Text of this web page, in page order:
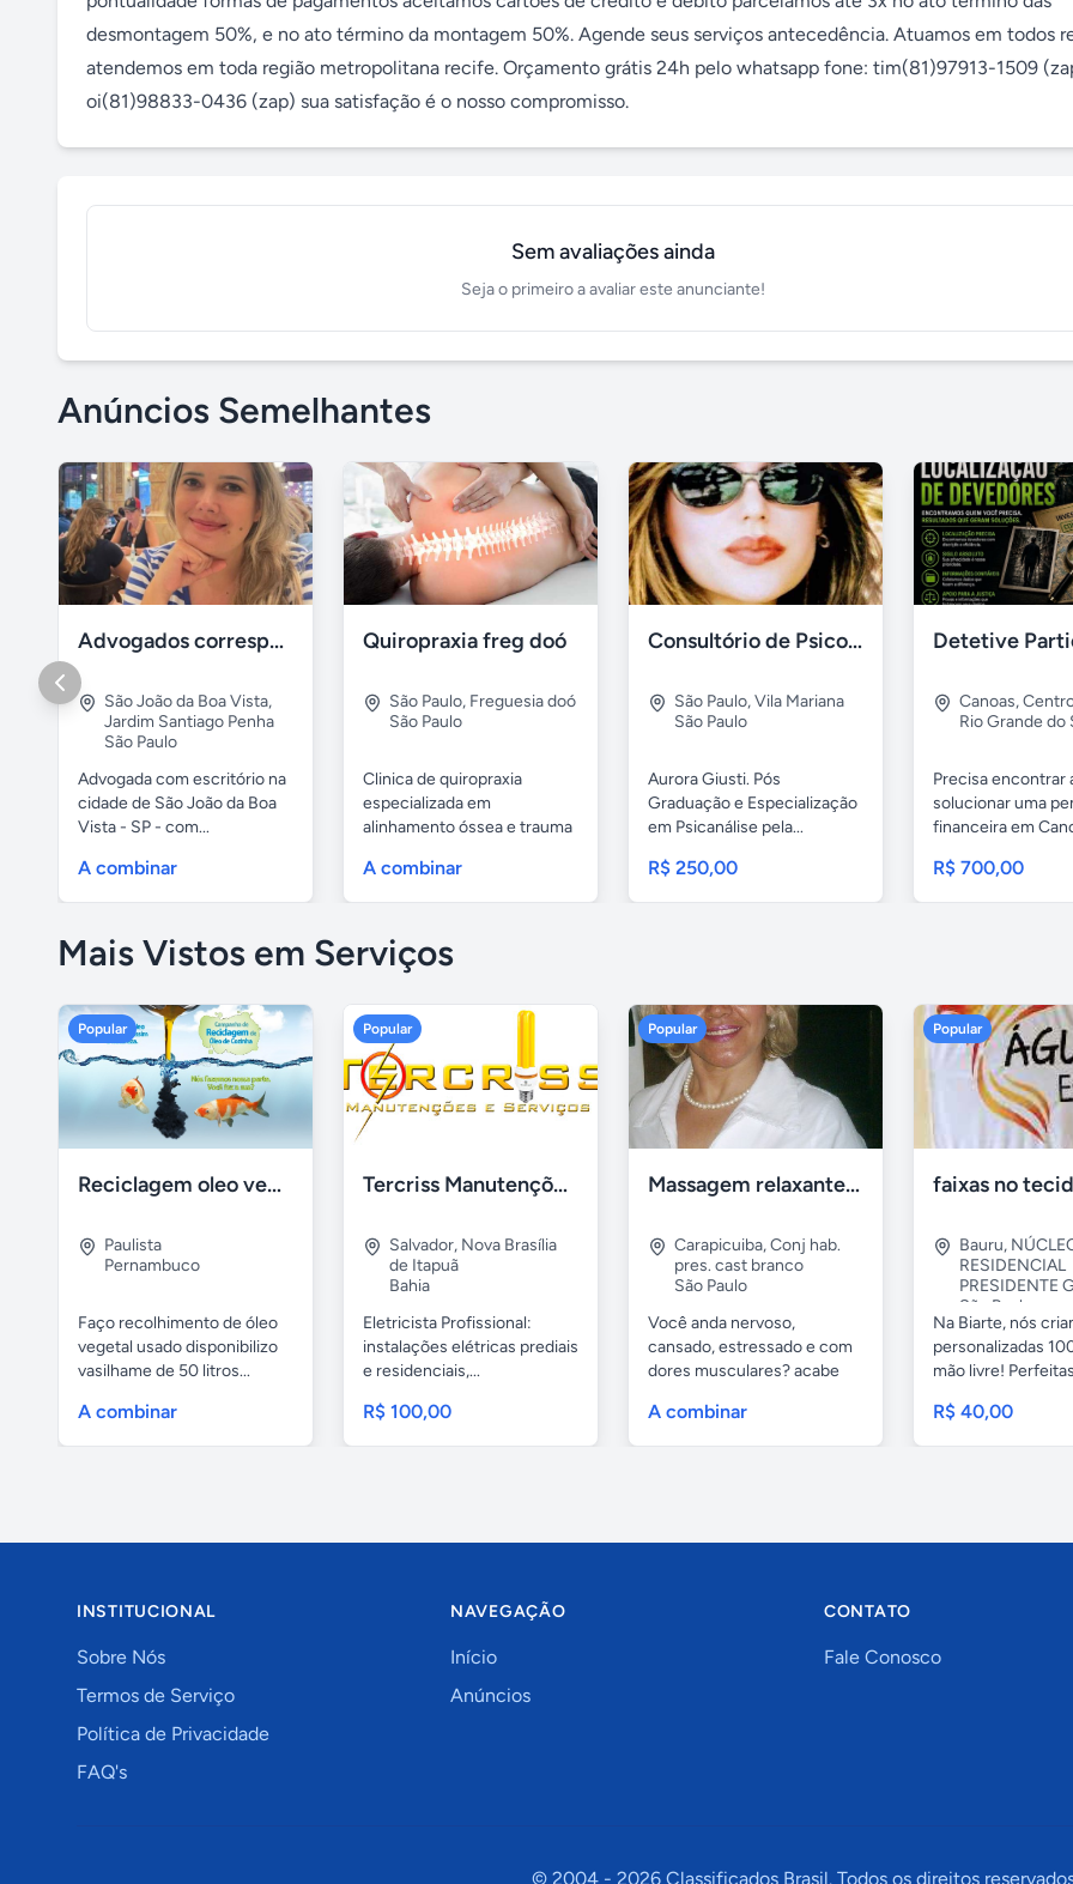
desmontagem 50%, e no ato término da montagem 50%. Agende seus serviços antecedência. Atuamos em todos
atendemos em toda região metropolitana recife. Orçamento grátis 24h pelo whatsapp fone: tim(81)97913-1509
oi(81)98833-0436 (zap) sua satisfação é o nosso compromisso.
Sem avaliações ainda
Seja o primeiro a avaliar este anunciante!
Anúncios Semelhantes
Advogados correspondentes
São João da Boa Vista,
Jardim Santiago Penha
São Paulo
Advogada com escritório na
cidade de São João da Boa
Vista - SP - com...
A combinar
Quiropraxia freg doó
São Paulo, Freguesia doó
São Paulo
Clinica de quiropraxia
especializada em
alinhamento óssea e trauma
A combinar
Consultório de Psicologia e Psicanálise
São Paulo,Vila Mariana
São Paulo
Aurora Giusti. Pós
Graduação e Especialização
em Psicanálise pela...
R$ 250,00
Canoas,
Rio Grande do
Precisa encontrar
solucionar uma
financeira em
R$ 700,00
Mais Vistos em Serviços
Popular
Reciclagem oleo vegetal
Paulista
Pernambuco
Faço recolhimento de óleo
vegetal usado disponibilizo
vasilhame de 50 litros...
A combinar
Popular
Tercriss Manutenções e Serviços
Salvador, Nova Brasília
de Itapuã
Bahia
Eletricista Profissional:
instalações elétricas prediais
e residenciais,...
R$ 100,00
Popular
Massagem relaxante- terapeutica e depilação
Carapicuiba,Conj hab.
pres. cast branco
São Paulo
Você anda nervoso,
cansado, estressado e com
dores musculares? acabe
A combinar
Popular
Bauru,
RESIDENCIAL
PRESIDENTE
São Paulo
Na Biarte, nós
personalizadas
mão livre!
R$ 40,00
INSTITUCIONAL
Sobre Nós
Termos de Serviço
Política de Privacidade
FAQ's
NAVEGAÇÃO
Início
Anúncios
CONTATO
Fale Conosco
© 2004 - 2026Classificados Brasil. Todos os direitos